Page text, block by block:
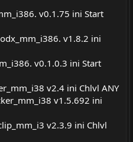
v0.1.75 ini Start
v1.8.2 ini
v0.1.0.3 ini Start
v2.4 ini Chlvl ANY
v1.5.692 ini
v2.3.9 ini Chlvl